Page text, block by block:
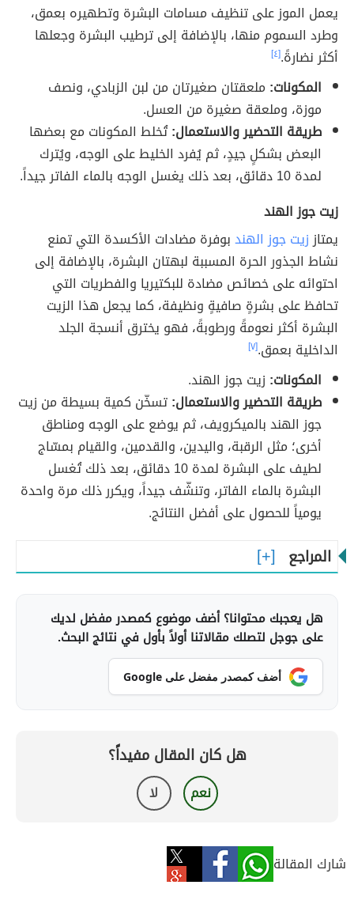
يعمل الموز على تنظيف مسامات البشرة وتطهيره بعمق،
وطرد السموم منها، بالإضافة إلى ترطيب البشرة وجعلها
أكثر نضارةً.[٤]
المكونات: ملعقتان صغيرتان من لبن الزبادي، ونصف
موزة، وملعقة صغيرة من العسل.
طريقة التحضير والاستعمال:تُخلط المكونات مع بعضها
البعض بشكلٍ جيدٍ، ثم يُفرد الخليط على الوجه، ويُترك
لمدة 10 دقائق، بعد ذلك يغسل الوجه بالماء الفاتر جيداً.
زيت جوز الهند
يمتاززيت جوز الهندبوفرة مضادات الأكسدة التي تمنع
نشاط الجذور الحرة المسببة لبهتان البشرة، بالإضافة إلى
احتوائه على خصائص مضادة للبكتيريا والفطريات التي
تحافظ على بشرةٍ صافيةٍ ونظيفة، كما يجعل هذا الزيت
البشرة أكثر نعومةً ورطوبةً، فهو يخترق أنسجة الجلد
الداخلية بعمق.[٧]
المكونات: زيت جوز الهند.
طريقة التحضير والاستعمال:تسخّن كمية بسيطة من زيت
جوز الهند بالميكرويف، ثم يوضع على الوجه ومناطق
أخرى؛ مثل الرقبة، واليدين، والقدمين، والقيام بمسّاج
لطيف على البشرة لمدة 10 دقائق، بعد ذلك تُغسل
البشرة بالماء الفاتر، وتنشّف جيداً، ويكرر ذلك مرة واحدة
يومياً للحصول على أفضل النتائج.
المراجع
هل يعجبك محتوانا؟ أضف موضوع كمصدر مفضل لديك
على جوجل لتصلك مقالاتنا أولاً بأول في نتائج البحث.
أضف كمصدر مفضل على Google
هل كان المقال مفيداً؟
نعم لا
شارك المقالة